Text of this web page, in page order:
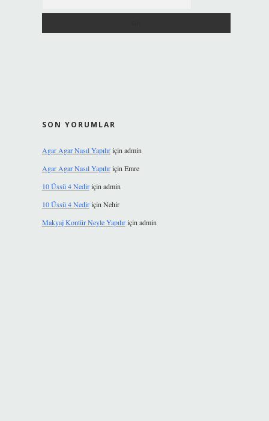
SON YORUMLAR
Agar Agar Nasıl Yapılıriçin admin
Agar Agar Nasıl Yapılıriçin Emre
10 Üssü 4 Nediriçin admin
10 Üssü 4 Nediriçin Nehir
Makyaj Kontür Neyle Yapılıriçin admin